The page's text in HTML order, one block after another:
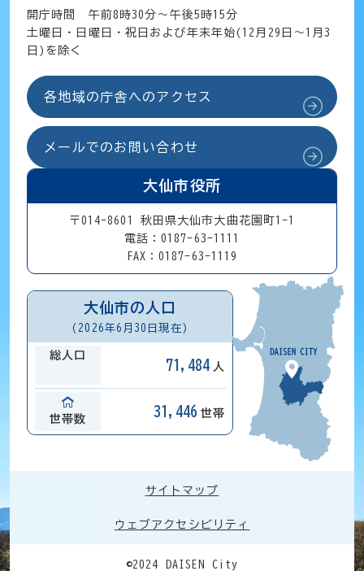
開庁時間 午前8時30分～午後5時15分
土曜日・日曜日・祝日および年末年始(12月29日～1月3
日)を除く
各地域の庁舎へのアクセス
メールでのお問い合わせ
大仙市役所
〒014-8601 秋田県大仙市大曲花園町1-1
電話：0187-63-1111
FAX：0187-63-1119
大仙市の人口
(2026年6月30日現在)
総人口
71,484 人
世帯数
31,446 世帯
サイトマップ
ウェブアクセシビリティ
©2024 DAISEN City